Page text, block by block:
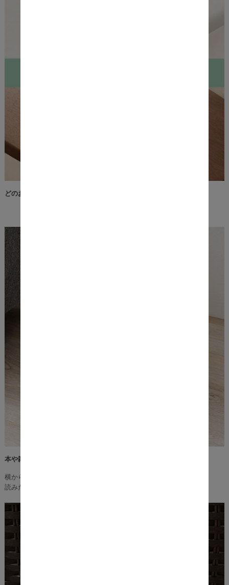
どのお部屋にも合わせやすいホワイトとブラウンをご用意
本や雑誌は収納スペースへ
横から手軽に出し入れができるので、ソファ横などに置けば
読みたい時にすぐ取り出せて便利です。